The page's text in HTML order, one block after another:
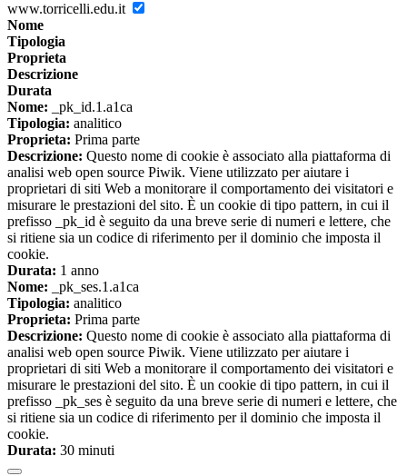
www.torricelli.edu.it
Nome
Tipologia
Proprieta
Descrizione
Durata
Nome: _pk_id.1.a1ca
Tipologia: analitico
Proprieta: Prima parte
Descrizione: Questo nome di cookie è associato alla piattaforma di
analisi web open source Piwik. Viene utilizzato per aiutare i
proprietari di siti Web a monitorare il comportamento dei visitatori e
misurare le prestazioni del sito. È un cookie di tipo pattern, in cui il
prefisso _pk_id è seguito da una breve serie di numeri e lettere, che
si ritiene sia un codice di riferimento per il dominio che imposta il
cookie.
Durata: 1 anno
Nome: _pk_ses.1.a1ca
Tipologia: analitico
Proprieta: Prima parte
Descrizione: Questo nome di cookie è associato alla piattaforma di
analisi web open source Piwik. Viene utilizzato per aiutare i
proprietari di siti Web a monitorare il comportamento dei visitatori e
misurare le prestazioni del sito. È un cookie di tipo pattern, in cui il
prefisso _pk_ses è seguito da una breve serie di numeri e lettere, che
si ritiene sia un codice di riferimento per il dominio che imposta il
cookie.
Durata: 30 minuti